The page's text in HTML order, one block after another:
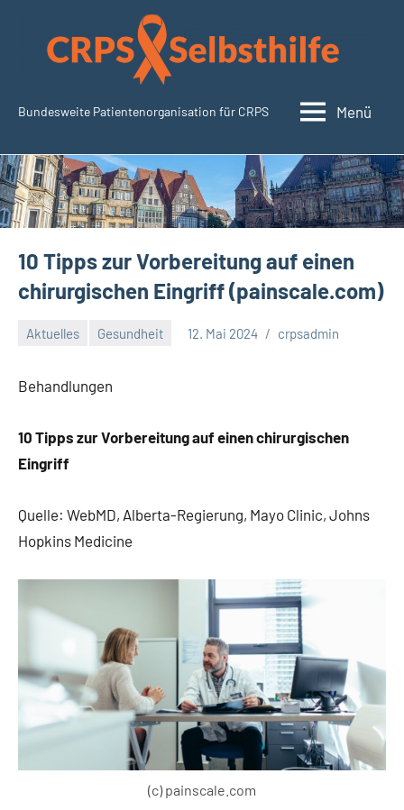
springen
SudeckSelbsthilfe.org
Bundesweite Patientenorganisation für CRPS Menü
10 Tipps zur Vorbereitung auf einen
chirurgischen Eingriff (painscale.com)
Aktuelles Gesundheit 12. Mai 2024 crpsadmin
Behandlungen
10 Tipps zur Vorbereitung auf einen chirurgischen
Eingriff
Quelle: WebMD, Alberta-Regierung, Mayo Clinic, Johns
Hopkins Medicine
(c) painscale.com